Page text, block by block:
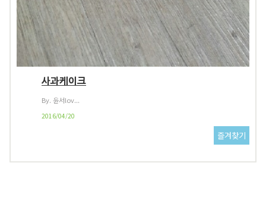
사과케이크
By. 윤서lov...
2016/04/20